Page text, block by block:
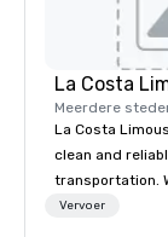
La Costa
Meerdere
La Costa
clean and
transportation.
with highly
Vervoer